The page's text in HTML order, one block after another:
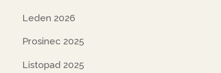
Leden 2026
Prosinec 2025
Listopad 2025